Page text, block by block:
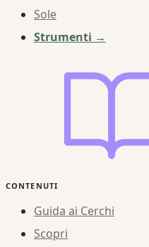
Sole
Strumenti →
CONTENUTI
Guida ai Cerchi
Scopri